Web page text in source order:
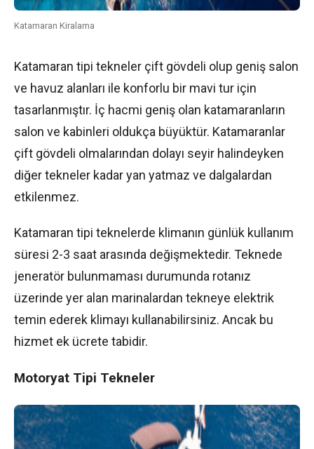
Katamaran Kiralama
Katamaran tipi tekneler çift gövdeli olup geniş salon
ve havuz alanları ile konforlu bir mavi tur için
tasarlanmıştır. İç hacmi geniş olan katamaranların
salon ve kabinleri oldukça büyüktür. Katamaranlar
çift gövdeli olmalarından dolayı seyir halindeyken
diğer tekneler kadar yan yatmaz ve dalgalardan
etkilenmez.
Katamaran tipi teknelerde klimanın günlük kullanım
süresi 2-3 saat arasında değişmektedir. Teknede
jeneratör bulunmaması durumunda rotanız
üzerinde yer alan marinalardan tekneye elektrik
temin ederek klimayı kullanabilirsiniz. Ancak bu
hizmet ek ücrete tabidir.
Motoryat Tipi Tekneler